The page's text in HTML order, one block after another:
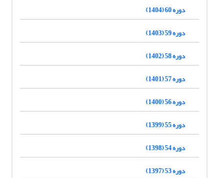
دوره 60 (1404)
دوره 59 (1403)
دوره 58 (1402)
دوره 57 (1401)
دوره 56 (1400)
دوره 55 (1399)
دوره 54 (1398)
دوره 53 (1397)